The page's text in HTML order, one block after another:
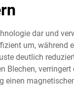
dar und
um, während
deutlich
Blechen,
einen